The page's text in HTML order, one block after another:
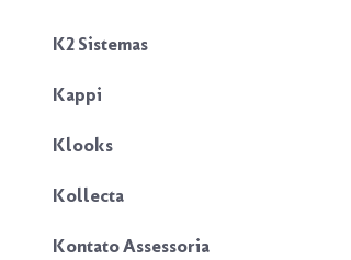
K2 Sistemas
Kappi
Klooks
Kollecta
Kontato Assessoria